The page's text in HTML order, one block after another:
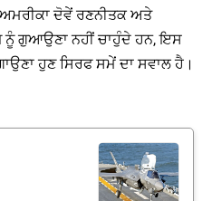
ਦੋਵੇਂ ਰਣਨੀਤਕ ਅਤੇ
ਗੁਆਉਣਾ ਨਹੀਂ ਚਾਹੁੰਦੇ ਹਨ, ਇਸ
ਹੁਣ ਸਿਰਫ ਸਮੇਂ ਦਾ ਸਵਾਲ ਹੈ।